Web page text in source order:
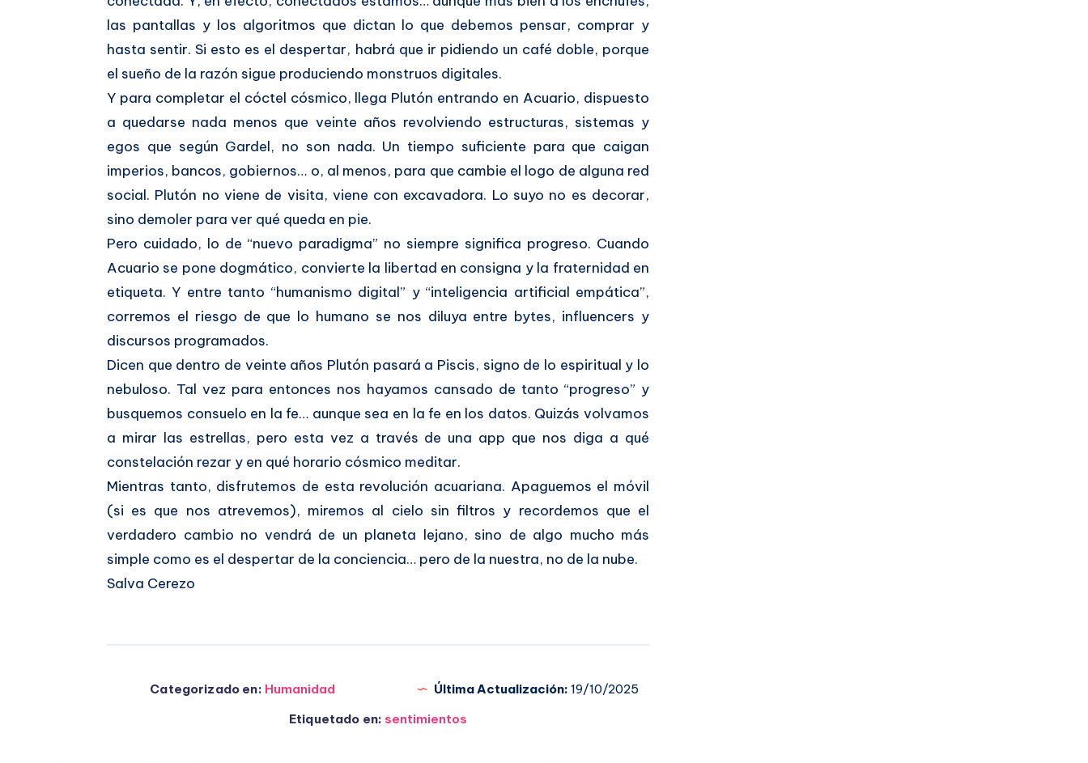
las pantallas y los algoritmos que dictan lo que debemos pensar, comprar y
hasta sentir. Si esto es el despertar, habrá que ir pidiendo un café doble, porque
el sueño de la razón sigue produciendo monstruos digitales.
Y para completar el cóctel cósmico, llega Plutón entrando en Acuario, dispuesto
a quedarse nada menos que veinte años revolviendo estructuras, sistemas y
egos que según Gardel, no son nada. Un tiempo suficiente para que caigan
imperios, bancos, gobiernos… o, al menos, para que cambie el logo de alguna red
social. Plutón no viene de visita, viene con excavadora. Lo suyo no es decorar,
sino demoler para ver qué queda en pie.
Pero cuidado, lo de “nuevo paradigma” no siempre significa progreso. Cuando
Acuario se pone dogmático, convierte la libertad en consigna y la fraternidad en
etiqueta. Y entre tanto “humanismo digital” y “inteligencia artificial empática”,
corremos el riesgo de que lo humano se nos diluya entre bytes, influencers y
discursos programados.
Dicen que dentro de veinte años Plutón pasará a Piscis, signo de lo espiritual y lo
nebuloso. Tal vez para entonces nos hayamos cansado de tanto “progreso” y
busquemos consuelo en la fe… aunque sea en la fe en los datos. Quizás volvamos
a mirar las estrellas, pero esta vez a través de una app que nos diga a qué
constelación rezar y en qué horario cósmico meditar.
Mientras tanto, disfrutemos de esta revolución acuariana. Apaguemos el móvil
(si es que nos atrevemos), miremos al cielo sin filtros y recordemos que el
verdadero cambio no vendrá de un planeta lejano, sino de algo mucho más
simple como es el despertar de la conciencia… pero de la nuestra, no de la nube.
Salva Cerezo
Categorizado en: Humanidad Última Actualización: 19/10/2025
Etiquetado en: sentimientos